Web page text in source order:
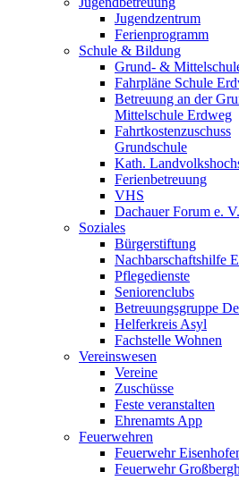
Jugendzentrum
Ferienprogramm
Schule & Bildung
Grund- &
Fahrpläne Schule
Betreuung an der
Mittelschule Erdweg
Fahrtkostenzuschuss
Grundschule
Kath.
Ferienbetreuung
VHS
Dachauer Forum e. V.
Soziales
Bürgerstiftung
Nachbarschaftshilfe
Pflegedienste
Seniorenclubs
Betreuungsgruppe
Helferkreis Asyl
Fachstelle Wohnen
Vereinswesen
Vereine
Zuschüsse
Feste veranstalten
Ehrenamts App
Feuerwehren
Feuerwehr
Feuerwehr